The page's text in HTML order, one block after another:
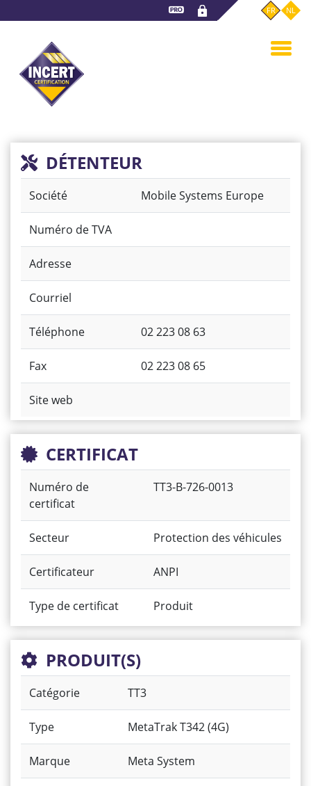
au
principal
FR NL
DÉTENTEUR
Société Mobile Systems Europe
Numéro de TVA
Adresse
Courriel
Téléphone 02 223 08 63
Fax 02 223 08 65
Site web
CERTIFICAT
Numéro de
certificat
TT3-B-726-0013
Secteur Protection des véhicules
Certificateur ANPI
Type de certificat Produit
PRODUIT(S)
Catégorie TT3
Type MetaTrak T342 (4G)
Marque Meta System